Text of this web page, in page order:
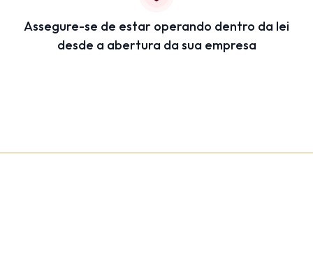
Assegure-se de estar operando dentro da lei
desde a abertura da sua empresa